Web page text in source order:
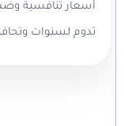
أسعار تنافسية
تدوم لسنوات